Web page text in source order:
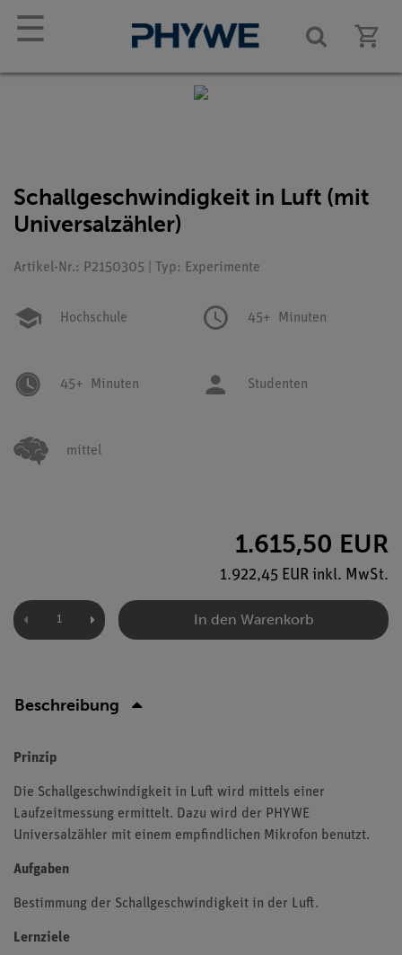
☰
Schallgeschwindigkeit in Luft (mit
Universalzähler)
Artikel-Nr.: P2150305 | Typ: Experimente
Hochschule 45+ Minuten
45+ Minuten Studenten
mittel
1.615,50 EUR
1.922,45 EUR inkl. MwSt.
In den Warenkorb
Beschreibung
Prinzip
Die Schallgeschwindigkeit in Luft wird mittels einer
Laufzeitmessung ermittelt. Dazu wird der PHYWE
Universalzähler mit einem empfindlichen Mikrofon benutzt.
Aufgaben
Bestimmung der Schallgeschwindigkeit in der Luft.
Lernziele